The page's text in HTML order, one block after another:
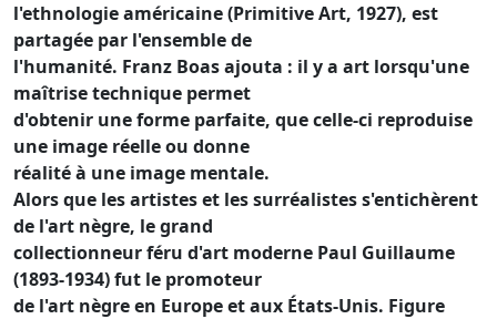
l'ethnologie américaine (Primitive Art, 1927), est
partagée par l'ensemble de
l'humanité. Franz Boas ajouta : il y a art lorsqu'une
maîtrise technique permet
d'obtenir une forme parfaite, que celle-ci reproduise
une image réelle ou donne
réalité à une image mentale.
Alors que les artistes et les surréalistes s'entichèrent
de l'art nègre, le grand
collectionneur féru d'art moderne Paul Guillaume
(1893-1934) fut le promoteur
de l'art nègre en Europe et aux États-Unis. Figure